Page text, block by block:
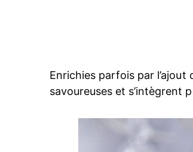
Enrichies parfois par
savoureuses et s’intègrent